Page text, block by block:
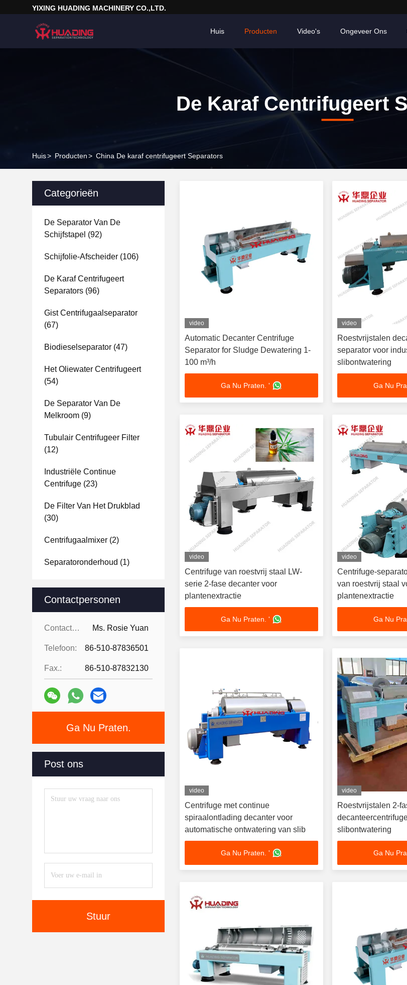
YIXING HUADING MACHINERY CO.,LTD.
Huis Producten Video's Ongeveer Ons
De Karaf Centrifugeert
Huis> Producten> China De karaf centrifugeert Separators
Categorieën
De Separator Van De
Schijfstapel (92)
Schijfolie-Afscheider (106)
De Karaf Centrifugeert
Separators (96)
Gist Centrifugaalseparator
(67)
Biodieselseparator (47)
Het Oliewater Centrifugeert
(54)
De Separator Van De
Melkroom (9)
Tubulair Centrifugeer Filter
(12)
Industriële Continue
Centrifuge (23)
De Filter Van Het Drukblad
(30)
Centrifugaalmixer (2)
Separatoronderhoud (1)
Contactpersonen
Contactpersonen: Ms. Rosie Yuan
Telefoon: 86-510-87836501
Fax.: 86-510-87832130
Ga Nu Praten.
Post ons
Stuur
video
Automatic Decanter Centrifuge
Separator for Sludge Dewatering 1-
100 m³/h
Ga Nu Praten. '
video
Roestvrijstalen
separator voor
slibontwatering
Ga Nu
video
Centrifuge van roestvrij staal LW-
serie 2-fase decanter voor
plantenextractie
Ga Nu Praten. '
video
Centrifuge-
van roestvrij staal
plantenextractie
Ga Nu
video
Centrifuge met continue
spiraalontlading decanter voor
automatische ontwatering van slib
Ga Nu Praten. '
video
Roestvrijstalen 2-
slibontwatering
Ga Nu